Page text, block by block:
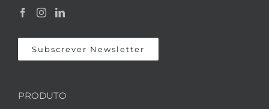
Subscrever Newsletter
PRODUTO